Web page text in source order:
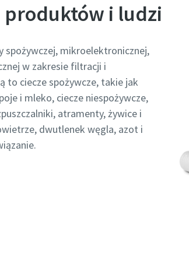
produktów i ludzi
spożywczej, mikroelektronicznej,
w zakresie filtracji i
to ciecze spożywcze, takie jak
i mleko, ciecze niespożywcze,
atramenty, żywice i
dwutlenek węgla, azot i